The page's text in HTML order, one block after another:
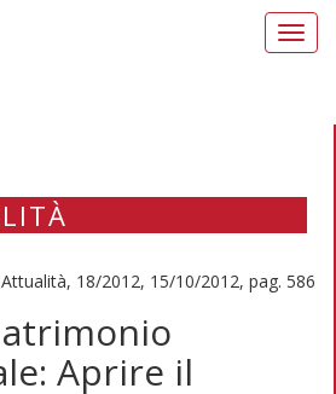
Attualità, 18/2012, 15/10/2012, pag. 586
Aprire il